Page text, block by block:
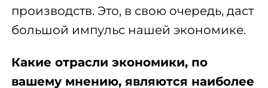
производств. Это, в свою очередь, даст
большой импульс нашей экономике.
Какие отрасли экономики, по
вашему мнению, являются наиболее